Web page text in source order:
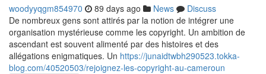
woodyyqgm854970 89 days ago News
Discuss
De nombreux gens sont attirés par la notion de intégrer une
organisation mystérieuse comme les copyright. Un ambition de
ascendant est souvent alimenté par des histoires et des
allégations enigmatiques. Un https://junaidtwbh290523.tokka-
blog.com/40520503/rejoignez-les-copyright-au-cameroun